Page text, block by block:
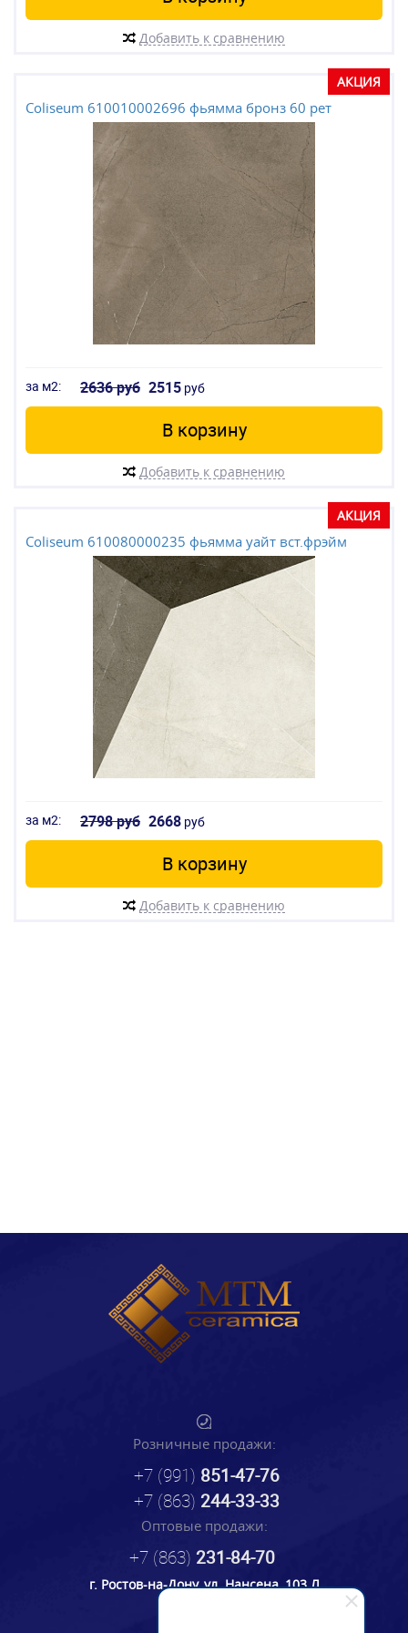
Добавить к сравнению
АКЦИЯ
Coliseum 610010002696 фьямма бронз 60 рет
за м2: 2636 руб 2515 руб
В корзину
Добавить к сравнению
АКЦИЯ
Coliseum 610080000235 фьямма уайт вст.фрэйм
за м2: 2798 руб 2668 руб
В корзину
Добавить к сравнению
Розничные продажи:
+7 (991) 851-47-76
+7 (863) 244-33-33
Оптовые продажи:
+7 (863) 231-84-70
г. Ростов-на-Дону, ул. Нансена, 103 Л